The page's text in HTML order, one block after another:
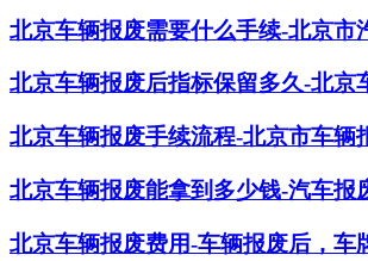
北京车辆报废需要什么手续-北京市
北京车辆报废后指标保留多久-北京
北京车辆报废手续流程-北京市车辆
北京车辆报废能拿到多少钱-汽车报
北京车辆报废费用-车辆报废后，车